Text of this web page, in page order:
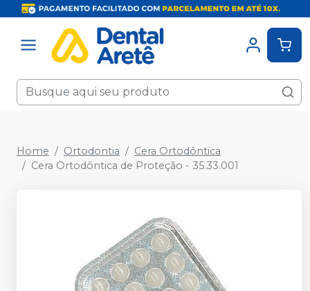
Home Ortodontia
Cera Ortodôntica
Cera Ortodôntica de Proteção - 35.33.001